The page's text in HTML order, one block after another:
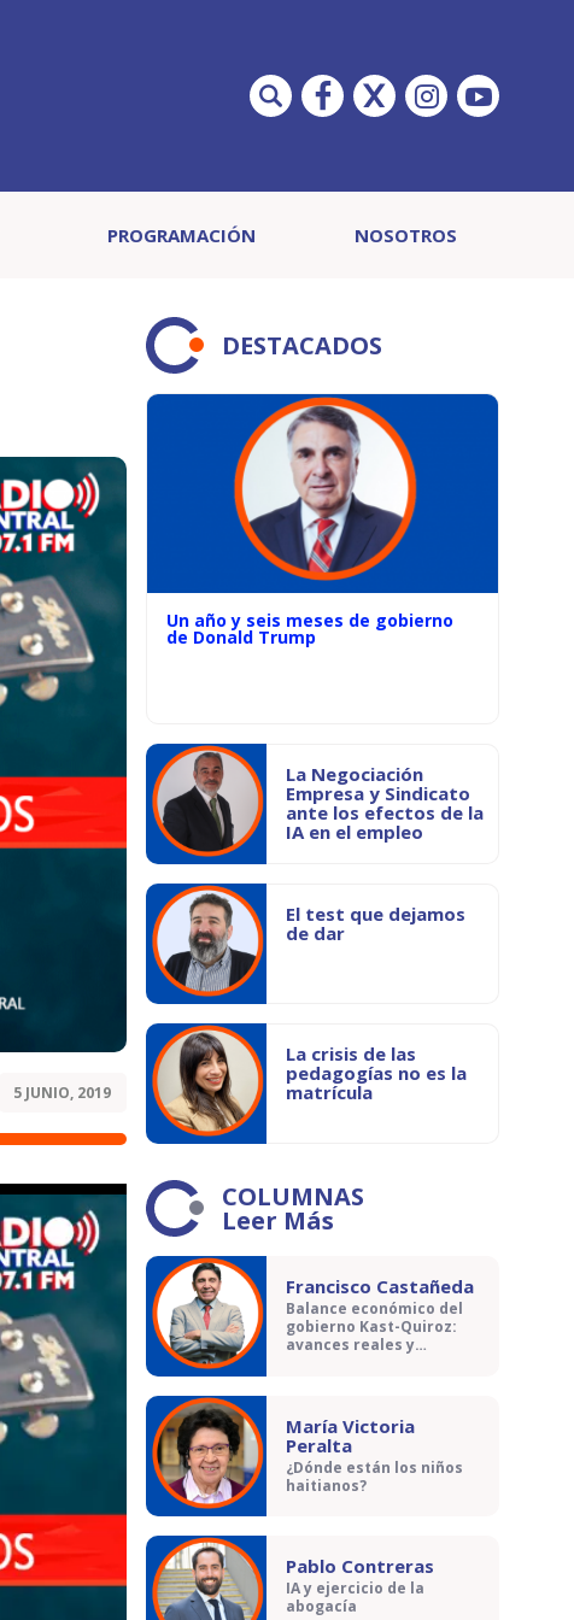
PROGRAMACIÓN NOSOTROS
5 JUNIO, 2019
DESTACADOS
Un año y seis meses de gobierno
de Donald Trump
La Negociación
Empresa y Sindicato
ante los efectos de la
IA en el empleo
El test que dejamos
de dar
La crisis de las
pedagogías no es la
matrícula
COLUMNAS
Leer Más
Francisco Castañeda
Balance económico del
gobierno Kast-Quiroz:
avances reales y
María Victoria
Peralta
¿Dónde están los niños
haitianos?
Pablo Contreras
IA y ejercicio de la
abogacía